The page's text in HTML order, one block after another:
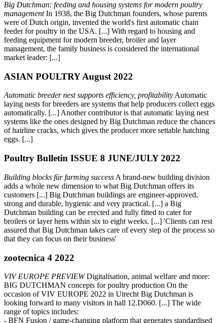
Big Dutchman: feeding and housing systems for modern poultry
managementIn 1938, the Big Dutchman founders, whose parents
were of Dutch origin, invented the world's first automatic chain
feeder for poultry in the USA. [...] With regard to housing and
feeding equipment for modern breeder, broiler and layer
management, the family business is considered the international
market leader: [...]
ASIAN POULTRY August 2022
Automatic breeder nest supports efficiency, profitabilityAutomatic
laying nests for breeders are systems that help producers collect eggs
automatically. [...] Another contributor is that automatic laying nest
systems like the ones designed by Big Dutchman reduce the chances
of hairline cracks, which gives the producer more settable hatching
eggs. [...]
Poultry Bulletin ISSUE 8 JUNE/JULY 2022
Building blocks für farming success A brand-new building division
adds a whole new dimension to what Big Dutchman offers its
customers [...] Big Dutchman buildings are engineer-approved,
strong and durable, hygienic and very practical. [...] a Big
Dutchman building can be erected and fully fitted to cater for
broilers or layer hens within six to eight weeks. [...] 'Clients can rest
assured that Big Dutchman takes care of every step of the process so
that they can focus on their business'
zootecnica 4 2022
VIV EUROPE PREVIEWDigitalisation, animal welfare and more:
BIG DUTCHMAN concepts for poultry production On the
occasion of VIV EUROPE 2022 in Utrecht Big Dutchman is
looking forward to many visitors in hall 12.D060. [...] The wide
range of topics includes:
- BFN Fusion / game-changing platform that generates standardised